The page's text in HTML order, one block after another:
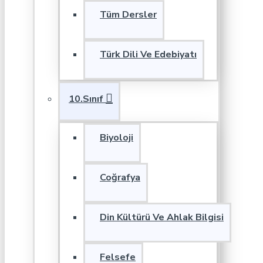
Tüm Dersler
Türk Dili Ve Edebiyatı
10.Sınıf
Biyoloji
Coğrafya
Din Kültürü Ve Ahlak Bilgisi
Felsefe